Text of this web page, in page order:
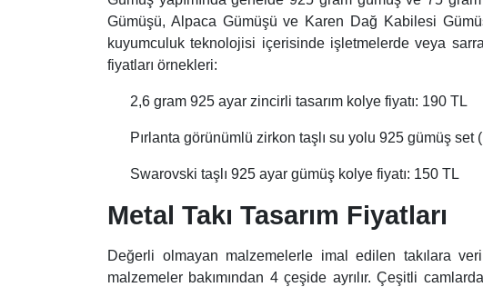
Gümüşü, Alpaca Gümüşü ve Karen Dağ Kabilesi
kuyumculuk teknolojisi içerisinde işletmelerde veya
fiyatları örnekleri:
2,6 gram 925 ayar zincirli tasarım kolye fiyatı: 190 TL
Pırlanta görünümlü zirkon taşlı su yolu 925 gümüş
Swarovski taşlı 925 ayar gümüş kolye fiyatı: 150 TL
Metal Takı Tasarım Fiyatları
Değerli olmayan malzemelerle imal edilen takılara
malzemeler bakımından 4 çeşide ayrılır. Çeşitli